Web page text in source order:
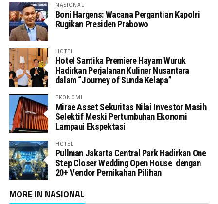
NASIONAL
Boni Hargens: Wacana Pergantian Kapolri
Rugikan Presiden Prabowo
HOTEL
Hotel Santika Premiere Hayam Wuruk
Hadirkan Perjalanan Kuliner Nusantara
dalam “Journey of Sunda Kelapa”
EKONOMI
Mirae Asset Sekuritas Nilai Investor Masih
Selektif Meski Pertumbuhan Ekonomi
Lampaui Ekspektasi
HOTEL
Pullman Jakarta Central Park Hadirkan One
Step Closer Wedding Open House dengan
20+ Vendor Pernikahan Pilihan
MORE IN NASIONAL